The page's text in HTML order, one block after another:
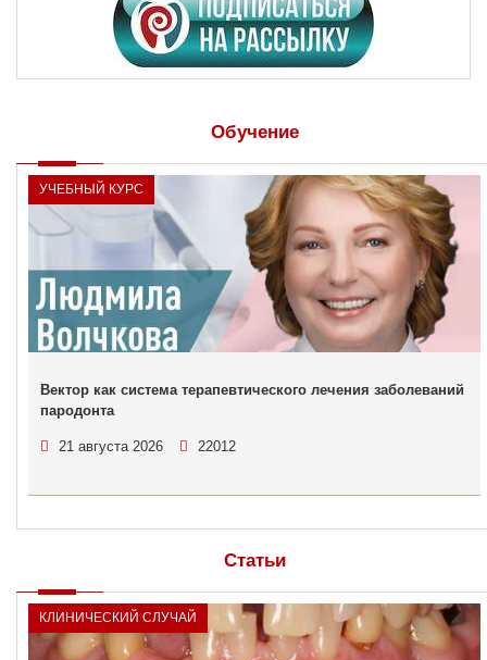
Обучение
УЧЕБНЫЙ КУРС
Вектор как система терапевтического лечения заболеваний
пародонта
21 августа 2026 22012
Статьи
КЛИНИЧЕСКИЙ СЛУЧАЙ